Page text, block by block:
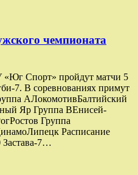
чемпионата
«Юг Спорт» пройдут матчи 5
7. В соревнованиях примут
AЛокомотивБалтийский
Яр Группа ВЕнисей-
Группа
Расписание
Застава-7…